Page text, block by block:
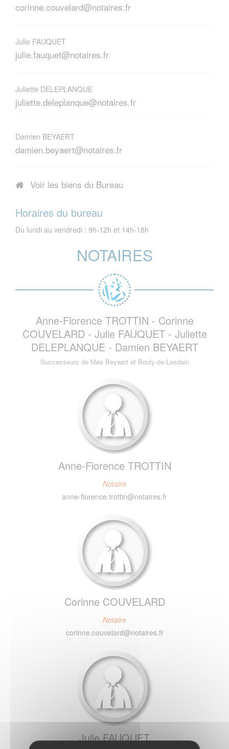
corinne.couvelard@notaires.fr
Julie FAUQUET
julie.fauquet@notaires.fr
Juliette DELEPLANQUE
juliette.deleplanque@notaires.fr
Damien BEYAERT
damien.beyaert@notaires.fr
Voir les biens du Bureau
Horaires du bureau
Du lundi au vendredi : 9h-12h et 14h-18h
NOTAIRES
Anne-Florence TROTTIN - Corinne
COUVELARD - Julie FAUQUET - Juliette
DELEPLANQUE - Damien BEYAERT
Successeurs de Mes Beyaert et Bouly-de-Lesdain
Anne-Florence TROTTIN
Notaire
anne-florence.trottin@notaires.fr
Corinne COUVELARD
Notaire
corinne.couvelard@notaires.fr
Julie FAUQUET